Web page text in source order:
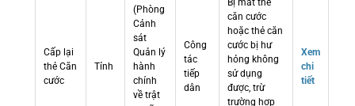
Cấp lại
thẻ Căn
cước
Tỉnh
(Phòng
Cảnh
sát
Quản lý
hành
chính
về trật
Công
tác
tiếp
dân
Bị mất thẻ
căn cước
hoặc thẻ căn
cước bị hư
hỏng không
sử dụng
được, trừ
trường hợp
Xem
chi
tiết